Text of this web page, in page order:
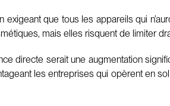
exigeant que tous les appareils qui
mais elles risquent de limiter
directe serait une augmentation
les entreprises qui opèrent en